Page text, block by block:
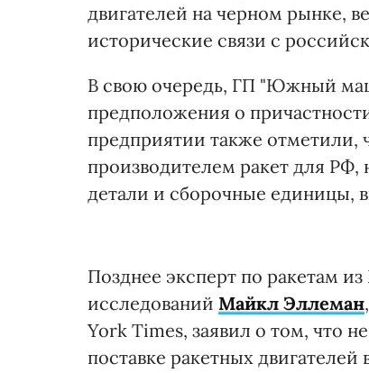
двигателей на черном рынке,
исторические связи с
В свою очередь, ГП "Южный
предположения о
предприятии также
производителем ракет для РФ,
детали и сборочные единицы,
Позднее эксперт по ракетам
исследований Майкл Эллеман
York Times, заявил о том, что
поставке ракетных